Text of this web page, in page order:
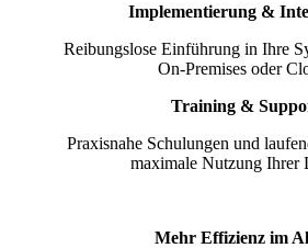
Implementierung &
Reibungslose Einführung in Ihre
On-Premises oder
Training &
Praxisnahe Schulungen und
maximale Nutzung Ihrer
Mehr Effizienz im